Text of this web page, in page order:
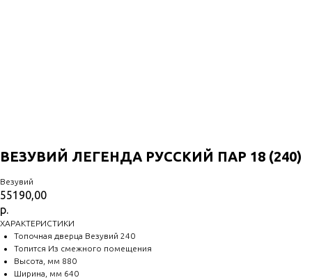
ВЕЗУВИЙ ЛЕГЕНДА РУССКИЙ ПАР 18 (240)
Везувий
55190,00
р.
ХАРАКТЕРИСТИКИ
Топочная дверца Везувий 240
Топится Из смежного помещения
Высота, мм 880
Ширина, мм 640